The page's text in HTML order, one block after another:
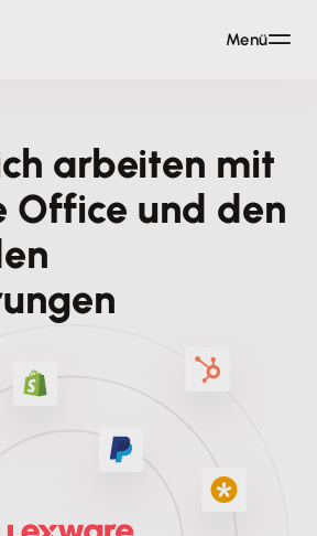
arbeiten mit
Office und den
Menü